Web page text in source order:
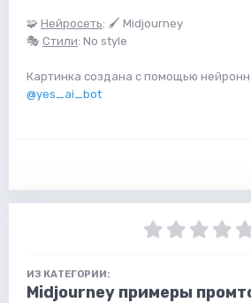
🧩 Нейросеть: 🖌 Midjourney
🎭 Стили: No style
Картинка создана с помощью
@yes_ai_bot
ИЗ КАТЕГОРИИ:
Midjourney примеры